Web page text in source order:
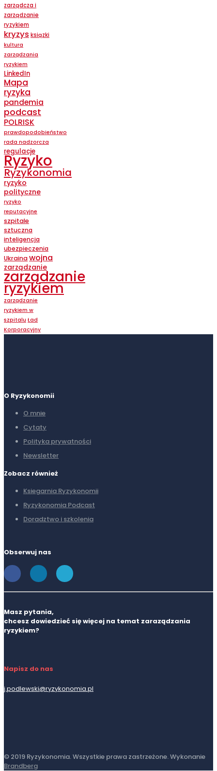
zarządcza i
zarządzanie
ryzykiem
kryzys ksiązki
kultura
zarządzania
ryzykiem
LinkedIn
Mapa
ryzyka
pandemia
podcast
POLRISK
prawdopodobieństwo
rada nadzorcza
regulacje
Ryzyko
Ryzykonomia
ryzyko
polityczne
ryzyko
reputacyjne
szpitale
sztuczna
inteligencja
ubezpieczenia
Ukrainawojna
zarządzanie
zarządzanie
ryzykiem
zarządzanie
ryzykiem w
szpitalu Ład
Korporacyjny
O Ryzykonomii
O mnie
Cytaty
Polityka prywatności
Newsletter
Zobacz również
Ksiegarnia Ryzykonomii
Ryzykonomia Podcast
Doradztwo i szkolenia
Obserwuj nas
Masz pytania,
chcesz dowiedzieć się więcej na temat zaraządzania
ryzykiem?
Napisz do nas
j.podlewski@ryzykonomia.pl
© 2019 Ryzykonomia. Wszystkie prawa zastrzeżone. Wykonanie
Brandberg